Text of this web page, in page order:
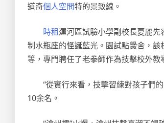
道奇個人空間特的景致線。
時租運河區試驗小學副校長夏麗
制水瓶座的怪誕藍光。園試點黌舍，
等，專門聘任了老拳師作為技擊校外教
“從實行來看，技擊習練對孩子們
10余名。